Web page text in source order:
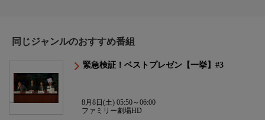
同じジャンルのおすすめ番組
緊急検証！ベストプレゼン【一挙】#3
8月8日(土) 05:50～06:00
ファミリー劇場HD